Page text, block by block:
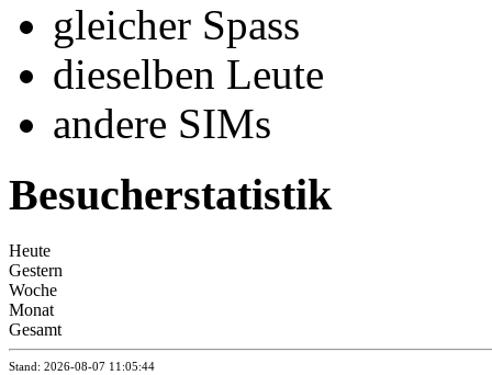
gleicher Spass
dieselben Leute
andere SIMs
Besucherstatistik
Heute
Gestern
Woche
Monat
Gesamt
Stand: 2026-08-07 11:05:44